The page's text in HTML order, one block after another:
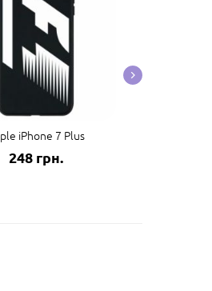
iPhone 7 Plus
248 грн.